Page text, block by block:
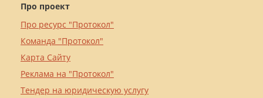
Про проект
Про ресурс "Протокол"
Команда "Протокол"
Карта Сайту
Реклама на "Протокол"
Тендер на юридическую услугу